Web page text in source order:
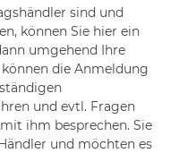
sind und
können Sie hier ein
umgehend Ihre
die Anmeldung
und evtl. Fragen
ihm besprechen. Sie
und möchten es